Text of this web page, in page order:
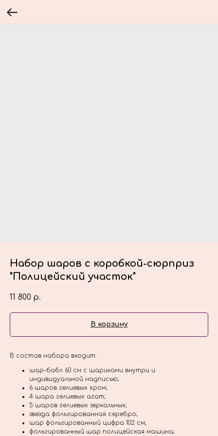
Набор шаров с коробкой-сюрприз
"Полицейский участок"
11 800 р.
В корзину
В состав набора входит:
шар-бабл 60 см с шариками внутри и
индивидуальной надписью;
6 шаров гелиевых хром;
4 шара гелиевых агат;
5 шаров гелиевых зеркальных;
звезда фольгированная серебро;
шар фольгированный цифра 102 см;
фольгированный шар полицейская машина;